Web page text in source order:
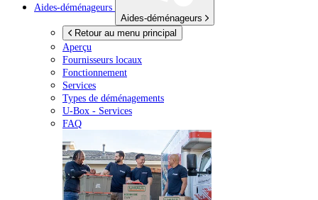
Aides-déménageurs
Aides-déménageurs
Retour au menu principal
Aperçu
Fournisseurs locaux
Fonctionnement
Services
Types de déménagements
U-Box - Services
FAQ